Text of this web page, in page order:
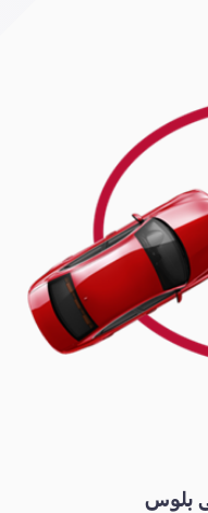
بلوس